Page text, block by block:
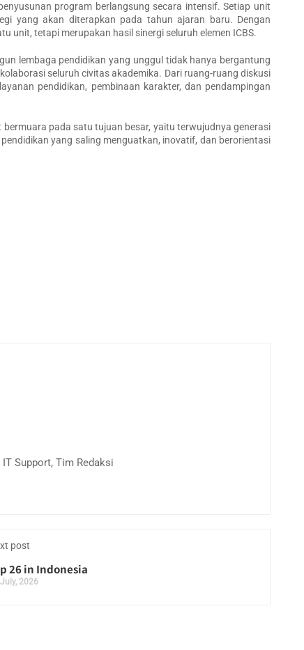
program berlangsung secara intensif. Setiap unit
yang akan diterapkan pada tahun ajaran baru. Dengan
unit, tetapi merupakan hasil sinergi seluruh elemen ICBS.
lembaga pendidikan yang unggul tidak hanya bergantung
seluruh civitas akademika. Dari ruang-ruang diskusi
pendidikan, pembinaan karakter, dan pendampingan
pada satu tujuan besar, yaitu terwujudnya generasi
yang saling menguatkan, inovatif, dan berorientasi
Support, Tim Redaksi
post
26 in Indonesia
2026